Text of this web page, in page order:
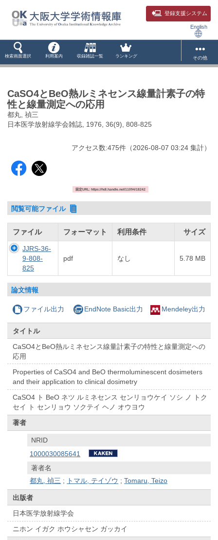
登録支援システム
English
検索画面選択 利用案内 収録雑誌一覧 ランキング その他
CaSO4とBeO熱ルミネセンス線量計素子の特
性と線量測定への応用
都丸, 禎三
日本医学放射線学会雑誌, 1976, 36(9), 808-825
アクセス数:475件 （2026-08-07 03:24 集計）
固定URL: https://hdl.handle.net/11094/18242
閲覧可能ファイル
ファイル フォーマット 利用条件 サイズ
JJRS-36-
9-808-
825
pdf なし 5.78 MB
論文情報
ファイル出力 EndNote Basic出力 Mendeley出力
タイトル
CaSO4とBeO熱ルミネセンス線量計素子の特性と線量測定への
応用
Properties of CaSO4 and BeO thermoluminescent dosimeters
and their application to clinical dosimetry
CaSO4 ト BeO ネツ ルミネセンス センリョウケイ ソシ ノ トク
セイ ト センリョウ ソクテイ ヘノ オウヨウ
著者
NRID
1000030085641
著者名
都丸, 禎三 ; トマル, テイゾウ ;Tomaru, Teizo
出版者
日本医学放射線学会
ニホン イガク ホウシャセン ガッカイ